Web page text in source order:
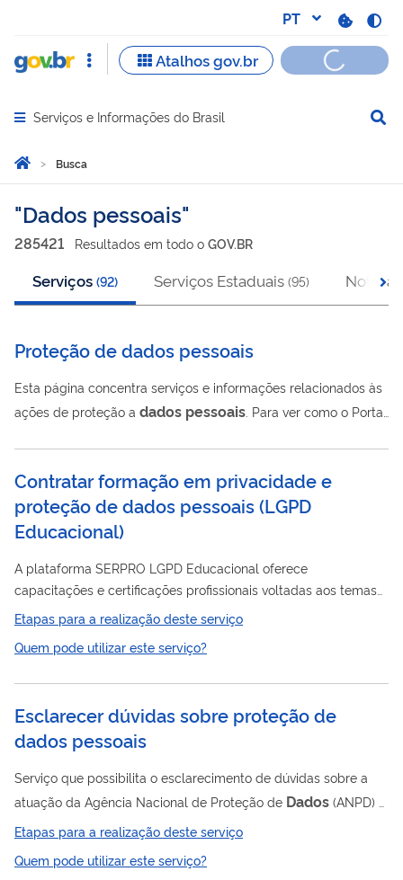
Abrir menu principal de navegação
Serviços e Informações do Brasil
Você está aqui:
Página Inicial
Busca
Busca
Dados pessoais
285421 Resultados em todo o GOV.BR
Serviços (92) Serviços Estaduais (95) Notícias
Proteção de dados pessoais
Esta página concentra serviços e informações relacionados às
ações de proteção a dados pessoais
Proteja seusdados, não compartilhe!. Termos de tratamento
dedadospessoaisdos órgãos públicos Advocacia-Geral da
União ...
Contratar formação em privacidade e
proteção de dados pessoais (LGPD
Educacional)
A plataforma SERPRO LGPD Educacional oferece
capacitações e certificações profissionais voltadas aos temas
Privacidade e Proteção deDados Pessoais
Etapas para a realização deste serviço
Quem pode utilizar este serviço?
Esclarecer dúvidas sobre proteção de
dados pessoais
Serviço que possibilita o esclarecimento de dúvidas sobre a
atuação da Agência Nacional de Proteção de Dados (ANPD) e
sobre os normativos, orientações ou materiais emitidos pelo
órgão. Também é possível obter esclarecimentos a respeito da
Lei Geral de Proteção deDados
Etapas para a realização deste serviço
Quem pode utilizar este serviço?